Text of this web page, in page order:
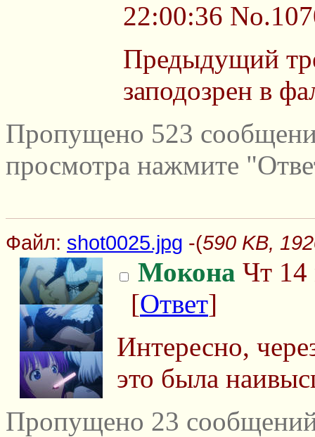
22:00:36
Предыдущий
заподозрен в
Пропущено 523
просмотра нажмите
Файл: shot0025.jpg -(590 KB,
Мокона Чт 14
[Ответ]
Интересно,
это была
Пропущено 23